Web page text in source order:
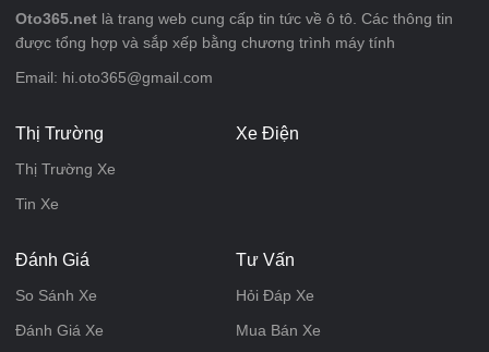
Oto365.net là trang web cung cấp tin tức về ô tô. Các thông tin
được tổng hợp và sắp xếp bằng chương trình máy tính
Email: hi.oto365@gmail.com
Thị Trường
Thị Trường Xe
Tin Xe
Xe Điện
Đánh Giá
So Sánh Xe
Đánh Giá Xe
Tư Vấn
Hỏi Đáp Xe
Mua Bán Xe